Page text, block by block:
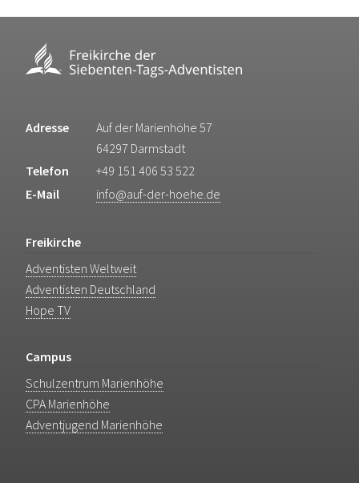
Adresse
Auf der Marienhöhe 57
64297 Darmstadt
Telefon
+49 151 406 53 522
E-Mail
info@auf-der-hoehe.de
Freikirche
Adventisten Weltweit
Adventisten Deutschland
Hope TV
Campus
Schulzentrum Marienhöhe
CPA Marienhöhe
Adventjugend Marienhöhe